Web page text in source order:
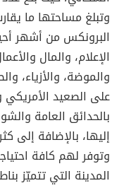
البرونكس من أشهر
الإعلام، والمال
والموضة، والأزياء،
على الصعيد الأمريكي
بالحدائق العامة
إليها، بالإضافة إلى
وتوفر لهم كافة
المدينة التي تتميّز